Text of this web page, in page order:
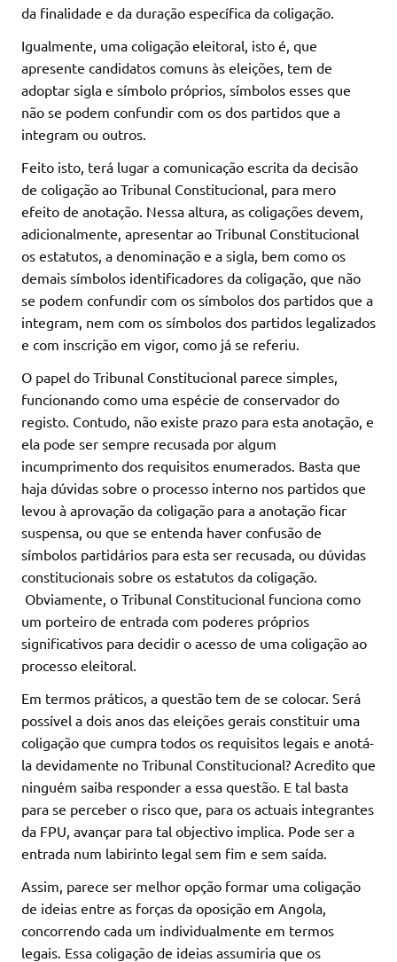
da finalidade e da duração específica da coligação.
Igualmente, uma coligação eleitoral, isto é, que
apresente candidatos comuns às eleições, tem de
adoptar sigla e símbolo próprios, símbolos esses que
não se podem confundir com os dos partidos que a
integram ou outros.
Feito isto, terá lugar a comunicação escrita da decisão
de coligação ao Tribunal Constitucional, para mero
efeito de anotação. Nessa altura, as coligações devem,
adicionalmente, apresentar ao Tribunal Constitucional
os estatutos, a denominação e a sigla, bem como os
demais símbolos identificadores da coligação, que não
se podem confundir com os símbolos dos partidos que a
integram, nem com os símbolos dos partidos legalizados
e com inscrição em vigor, como já se referiu.
O papel do Tribunal Constitucional parece simples,
funcionando como uma espécie de conservador do
registo. Contudo, não existe prazo para esta anotação, e
ela pode ser sempre recusada por algum
incumprimento dos requisitos enumerados. Basta que
haja dúvidas sobre o processo interno nos partidos que
levou à aprovação da coligação para a anotação ficar
suspensa, ou que se entenda haver confusão de
símbolos partidários para esta ser recusada, ou dúvidas
constitucionais sobre os estatutos da coligação.
Obviamente, o Tribunal Constitucional funciona como
um porteiro de entrada com poderes próprios
significativos para decidir o acesso de uma coligação ao
processo eleitoral.
Em termos práticos, a questão tem de se colocar. Será
possível a dois anos das eleições gerais constituir uma
coligação que cumpra todos os requisitos legais e anotá-
la devidamente no Tribunal Constitucional? Acredito que
ninguém saiba responder a essa questão. E tal basta
para se perceber o risco que, para os actuais integrantes
da FPU, avançar para tal objectivo implica. Pode ser a
entrada num labirinto legal sem fim e sem saída.
Assim, parece ser melhor opção formar uma coligação
de ideias entre as forças da oposição em Angola,
concorrendo cada um individualmente em termos
legais. Essa coligação de ideias assumiria que os